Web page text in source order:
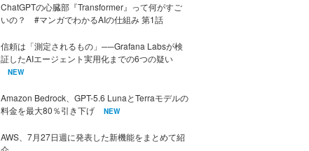
ChatGPTの心臓部『Transformer』って何がすご
いの？ #マンガでわかるAIの仕組み 第1話
信頼は「測定されるもの」──Grafana Labsが検
証したAIエージェント実用化までの6つの疑い
NEW
Amazon Bedrock、GPT-5.6 LunaとTerraモデルの
料金を最大80％引き下げ
NEW
AWS、7月27日週に発表した新機能をまとめて紹